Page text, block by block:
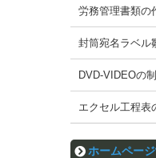
労務管理書類の
封筒宛名ラベル
DVD-VIDEOの
エクセル工程表
ホームペー